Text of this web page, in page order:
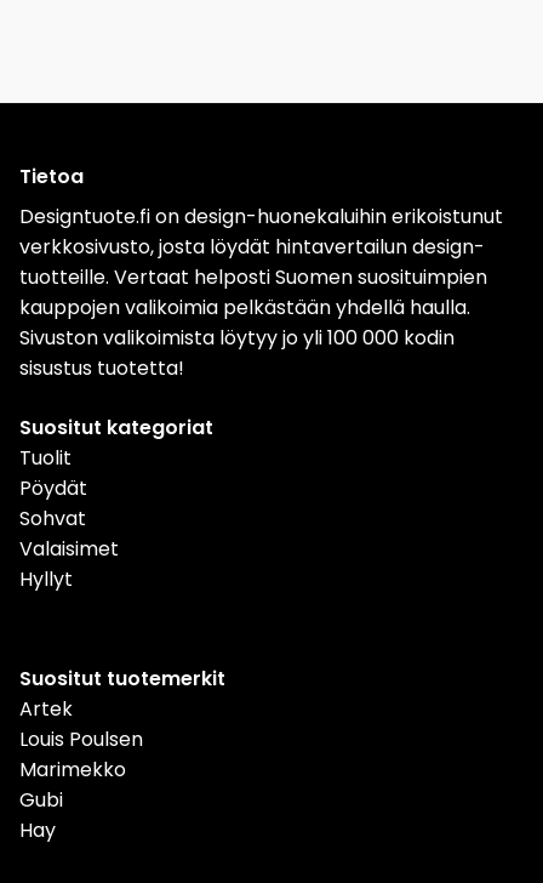
Tietoa
Designtuote.fi on design-huonekaluihin erikoistunut
verkkosivusto, josta löydät hintavertailun design-
tuotteille. Vertaat helposti Suomen suosituimpien
kauppojen valikoimia pelkästään yhdellä haulla.
Sivuston valikoimista löytyy jo yli 100 000 kodin
sisustus tuotetta!
Suositut kategoriat
Tuolit
Pöydät
Sohvat
Valaisimet
Hyllyt
Suositut tuotemerkit
Artek
Louis Poulsen
Marimekko
Gubi
Hay